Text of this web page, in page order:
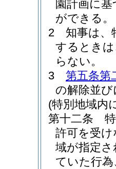
園計画に
ができる。
2
知事は、
するとき
らない。
3
第五条第
の解除並
(特別地域内
第十二条
許可を受
域が指定
ていた行為